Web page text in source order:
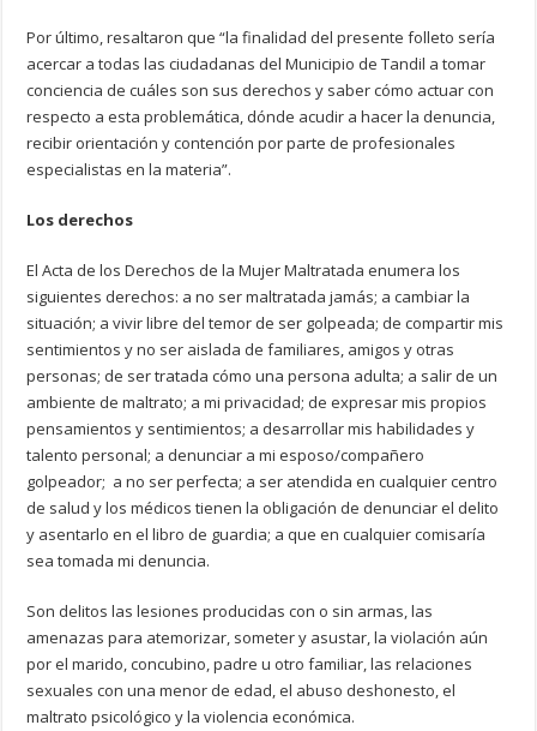
Por último, resaltaron que “la finalidad del presente folleto sería
acercar a todas las ciudadanas del Municipio de Tandil a tomar
conciencia de cuáles son sus derechos y saber cómo actuar con
respecto a esta problemática, dónde acudir a hacer la denuncia,
recibir orientación y contención por parte de profesionales
especialistas en la materia”.
Los derechos
El Acta de los Derechos de la Mujer Maltratada enumera los
siguientes derechos: a no ser maltratada jamás; a cambiar la
situación; a vivir libre del temor de ser golpeada; de compartir mis
sentimientos y no ser aislada de familiares, amigos y otras
personas; de ser tratada cómo una persona adulta; a salir de un
ambiente de maltrato; a mi privacidad; de expresar mis propios
pensamientos y sentimientos; a desarrollar mis habilidades y
talento personal; a denunciar a mi esposo/compañero
golpeador; a no ser perfecta; a ser atendida en cualquier centro
de salud y los médicos tienen la obligación de denunciar el delito
y asentarlo en el libro de guardia; a que en cualquier comisaría
sea tomada mi denuncia.
Son delitos las lesiones producidas con o sin armas, las
amenazas para atemorizar, someter y asustar, la violación aún
por el marido, concubino, padre u otro familiar, las relaciones
sexuales con una menor de edad, el abuso deshonesto, el
maltrato psicológico y la violencia económica.